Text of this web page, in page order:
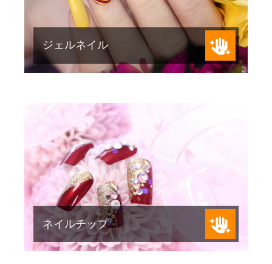
ジェルネイル
ネイルチップ
ネイルチップで色々なデザインを楽し
めます。
続きを見る